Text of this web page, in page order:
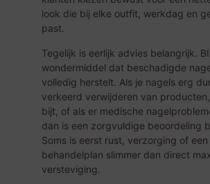
look die bij elke outfit, werkdag en
past.
Tegelijk is eerlijk advies belangrijk.
wondermiddel dat beschadigde
volledig herstelt. Als je nagels erg
verkeerd verwijderen van
bijt, of als er medische
dan is een zorgvuldige beoordeling
Soms is eerst rust, verzorging of
behandelplan slimmer dan direct
versteviging.